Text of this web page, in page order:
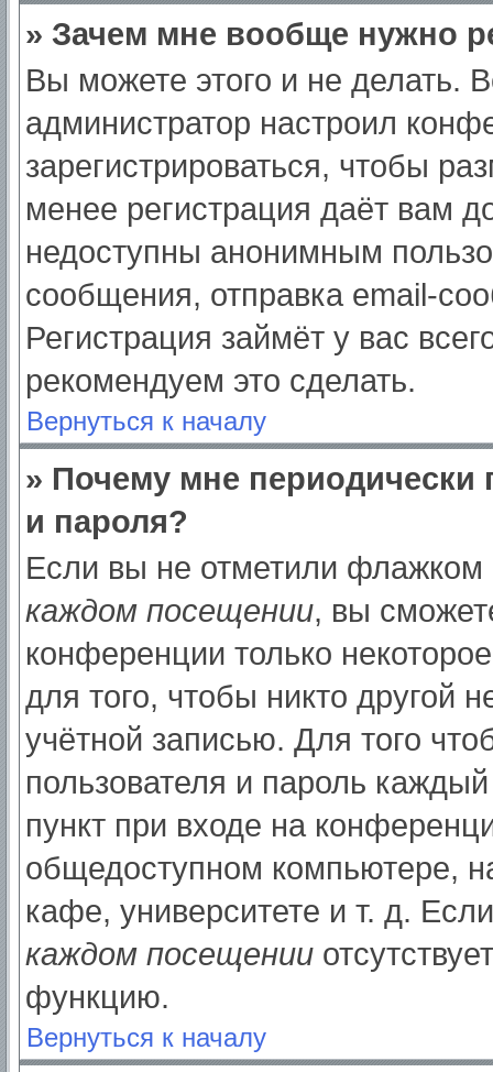
» Зачем мне вообще нужно
Вы можете этого и не делать.
администратор настроил
зарегистрироваться, чтобы
менее регистрация даёт вам
недоступны анонимным
сообщения, отправка email-
Регистрация займёт у вас
рекомендуем это сделать.
Вернуться к началу
» Почему мне периодически
и пароля?
Если вы не отметили флажком
каждом посещении, вы
конференции только
для того, чтобы никто другой
учётной записью. Для того
пользователя и пароль
пункт при входе на
общедоступном компьютере,
кафе, университете и т. д.
каждом посещении
функцию.
Вернуться к началу